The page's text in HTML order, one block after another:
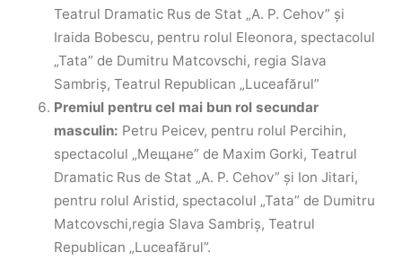
Teatrul Dramatic Rus de Stat „A. P. Cehov” și
Iraida Bobescu, pentru rolul Eleonora, spectacolul
„Tata” de Dumitru Matcovschi, regia Slava
Sambriş, Teatrul Republican „Luceafărul”
Premiul pentru cel mai bun rol secundar
masculin: Petru Peicev, pentru rolul Percihin,
spectacolul „Мещане” de Maxim Gorki, Teatrul
Dramatic Rus de Stat „A. P. Cehov” și Ion Jitari,
pentru rolul Aristid, spectacolul „Tata” de Dumitru
Matcovschi,regia Slava Sambriş, Teatrul
Republican „Luceafărul”.